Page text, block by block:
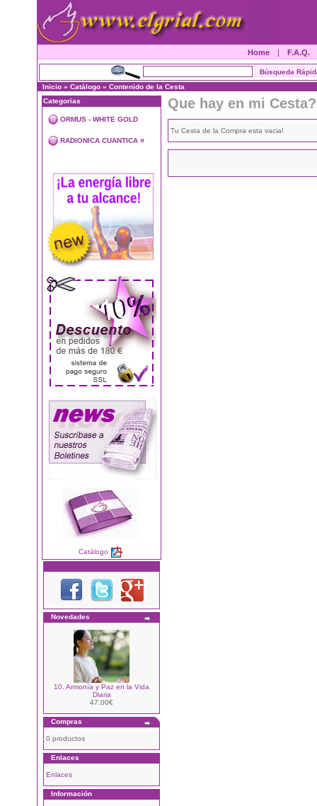
Home | F.A.Q.
Inicio » Catálogo » Contenido de la Cesta
Categorias
ORMUS - WHITE GOLD
RADIONICA CUANTICA »
Catálogo
Novedades
10. Armonía y Paz en la Vida
Diaria
47.00€
Compras
0 productos
Enlaces
Enlaces
Información
Que hay en mi Cesta?
Tu Cesta de la Compra esta vacia!